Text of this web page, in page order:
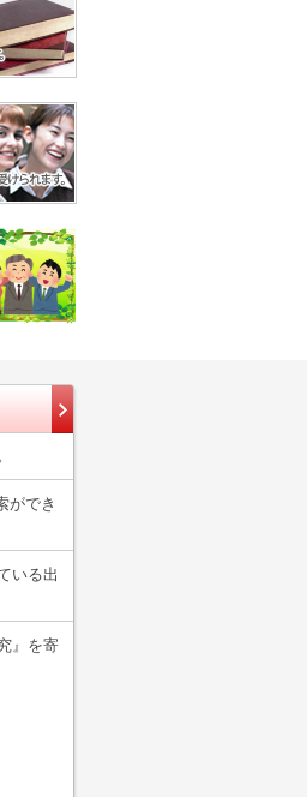
ができ
いる出
』を寄